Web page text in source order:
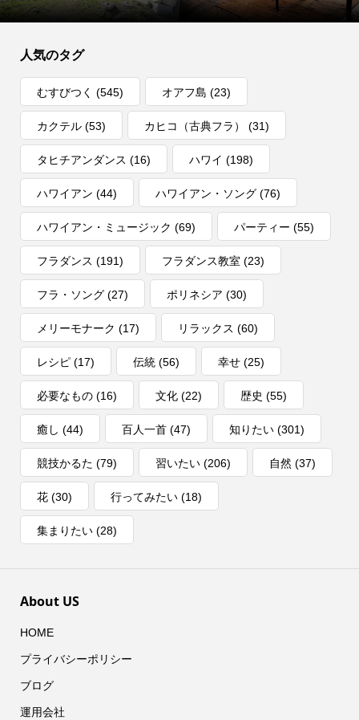
人気のタグ
むすびつく (545) オアフ島 (23)
カクテル(53) カヒコ（古典フラ） (31)
タヒチアンダンス (16) ハワイ (198)
ハワイアン (44) ハワイアン・ソング(76)
ハワイアン・ミュージック (69) パーティー (55)
フラダンス (191) フラダンス教室 (23)
フラ・ソング(27) ポリネシア (30)
メリーモナーク (17) リラックス (60)
レシピ(17) 伝統(56) 幸せ(25)
必要なもの(16) 文化(22) 歴史 (55)
癒し (44) 百人一首(47) 知りたい(301)
競技かるた (79) 習いたい(206) 自然 (37)
花(30) 行ってみたい(18)
集まりたい(28)
About US
HOME
プライバシーポリシー
ブログ
運用会社